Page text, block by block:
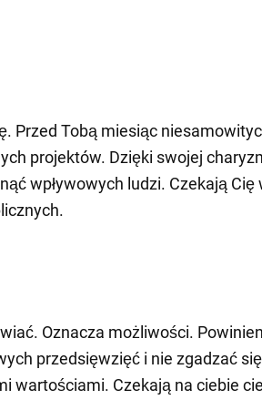
Przed Tobą miesiąc
projektów. Dzięki swojej
wpływowych ludzi. Czekają Cię
Oznacza możliwości.
przedsięwzięć i nie zgadzać
wartościami. Czekają na ciebie